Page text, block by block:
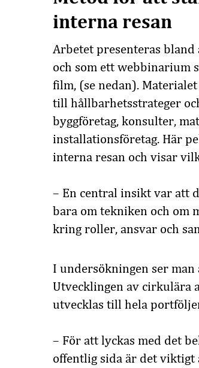
interna resan
Arbetet presenteras
och som ett webbinarium
film, (se nedan).
till hållbarhetsstrateger
byggföretag, konsulter,
installationsföretag. Här
interna resan och visar
– En central insikt var att
bara om tekniken och om
kring roller, ansvar och
I undersökningen ser
Utvecklingen av cirkulära
utvecklas till hela
– För att lyckas med det
offentlig sida är det viktigt